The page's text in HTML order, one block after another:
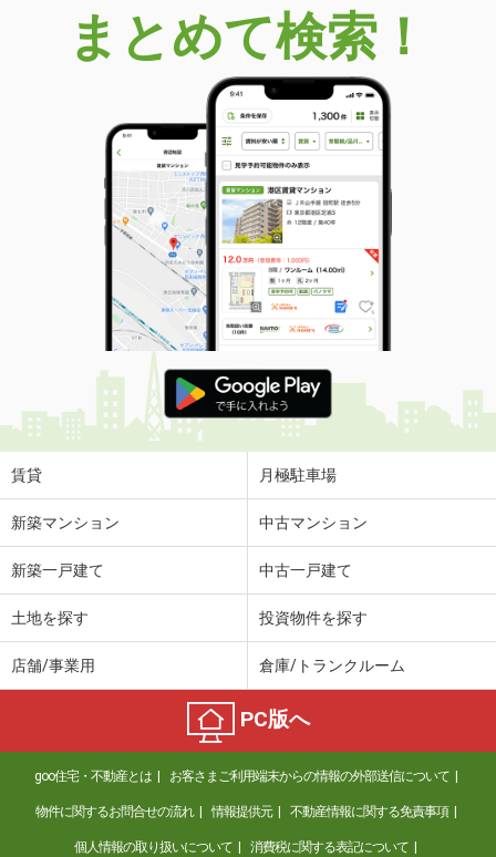
新潟県三条市東裏館２
価 格
4.50万円
新潟県三条市東裏館２
42.77m²
間取り
2DK
新潟県見附市今町３
価 格
4.60万円
住 所
新潟県見附市今町３
専有面積 42.77m²
間取り
2DK
新潟県上越市南城町１
価 格
7万円
住 所
新潟県上越市南城町１
専有面積
新潟県上越市下源入
5.50万円
新潟県長岡市沖田３
6.70万円
住 所
新潟県長岡市沖田３
専有面積 25.06m²
間取り
1K
新潟県長岡市古正寺２
まとめて検索！
賃貸 月極駐車場
新築マンション 中古マンション
新築一戸建て 中古一戸建て
土地を探す 投資物件を探す
店舗/事業用 倉庫/トランクルーム
PC版へ
goo住宅・不動産とは お客さまご利用端末からの情報の外部送信について
物件に関するお問合せの流れ 情報提供元 不動産情報に関する免責事項
個人情報の取り扱いについて 消費税に関する表記について